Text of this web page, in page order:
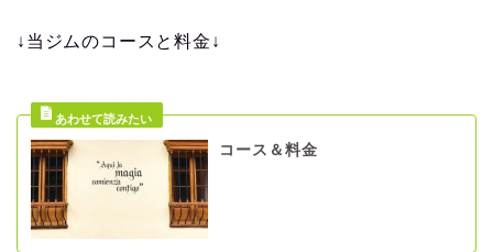
↓当ジムのコースと料金↓
コース＆料金